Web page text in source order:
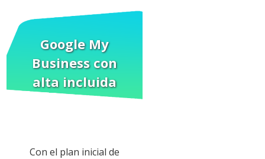
Google My
Businesscon
alta incluida
Con el plan inicial de